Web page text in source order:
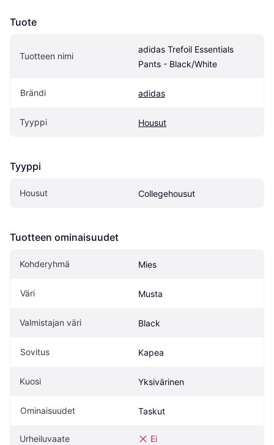
Tuote
Tuotteen nimi
adidas Trefoil Essentials
Pants - Black/White
Brändi adidas
Tyyppi Housut
Tyyppi
Housut Collegehousut
Tuotteen ominaisuudet
Kohderyhmä Mies
Väri Musta
Valmistajan väri Black
Sovitus Kapea
Kuosi Yksivärinen
Ominaisuudet Taskut
Urheiluvaate Ei